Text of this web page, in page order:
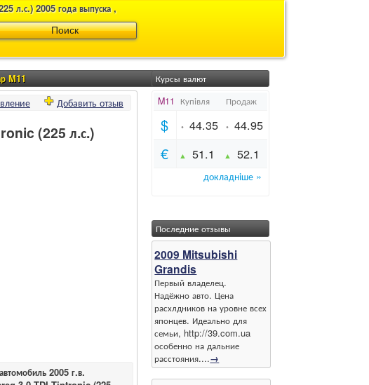
л.с.) 2005 года выпуска ,
M11
Добавить отзыв
(225 л.с.)
2005 г.в.
Курсы валют
Последние отзывы
2009 Mitsubishi
Grandis
Первый владелец.
Надёжно авто. Цена
расхлдников на уровне всех
японцев. Идеально для
семьи, http://39.com.ua
особенно на дальние
расстояния....→